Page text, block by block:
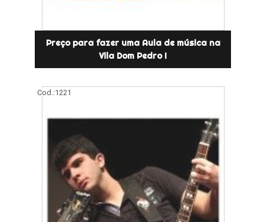
Preço para fazer uma Aula de música na
Vila Dom Pedro I
Cod.:1221